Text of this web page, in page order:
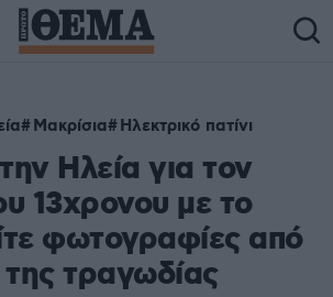
Μακρίσια Ηλεκτρικό πατίνι
Ηλεία για τον
13χρονου με το
φωτογραφίες από
τραγωδίας